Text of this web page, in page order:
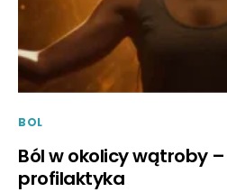
BOL
Ból w okolicy wątroby
profilaktyka